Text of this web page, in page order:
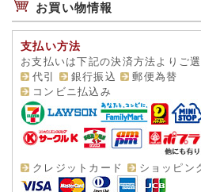
お買い物情報
支払い方法
お支払いは下記の決済方法よりご
代引
銀行振込
郵便為替
コンビニ払込み
クレジットカード ショッピン